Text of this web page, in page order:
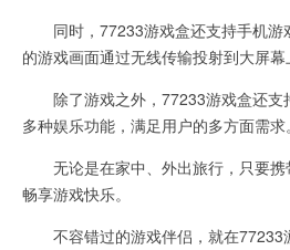
同时，77233游戏盒还支持手机游
的游戏画面通过无线传输投射到大屏幕
除了游戏之外，77233游戏盒还支
多种娱乐功能，满足用户的多方面需求。
无论是在家中、外出旅行，只要携
畅享游戏快乐。
不容错过的游戏伴侣，就在77233